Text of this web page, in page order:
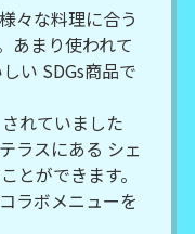
々な料理に合う
あまり使われて
い SDGs商品で
れていました
ラスにある シェ
とができます。
ラボメニューを